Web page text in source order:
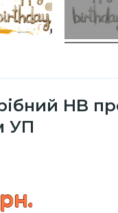
HB
УП